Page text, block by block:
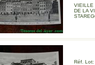
VIEILLE
DE LA
Réf. Lot: